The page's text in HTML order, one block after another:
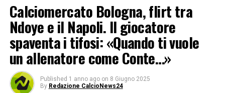
Calciomercato Bologna, flirt tra
Ndoye e il Napoli. Il giocatore
spaventa i tifosi: «Quando ti vuole
un allenatore come Conte…»
Published 1 anno ago on 8 Giugno 2025
By Redazione CalcioNews24